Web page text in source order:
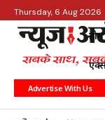
Thursday, 6 Aug 2026
होम
Advertise With Us